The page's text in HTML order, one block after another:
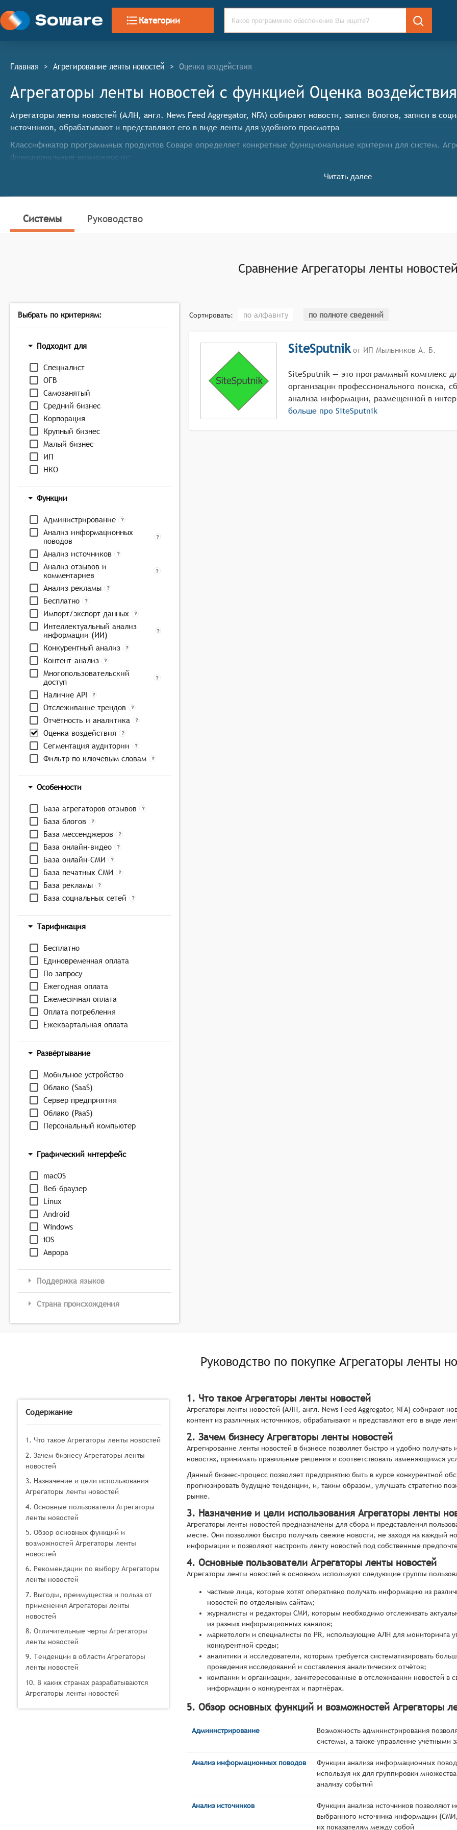
Категории
Главная > Агрегирование ленты новостей > Оценка воздействия
Агрегаторы ленты новостей c функцией Оценка воздействия
Агрегаторы ленты новостей (АЛН, англ. News Feed Aggregator, NFA) собирают новости, записи блогов, записи в
источников, обрабатывают и представляют его в виде ленты для удобного просмотра
Классификатор программных продуктов Соваре определяет конкретные функциональные критерии для систем.
функциональные возможности:
Сбор новостей со множества источников: Агрегатор должен иметь возможность собирать новости из
культура, спорт и т.д.) и региону.
Персонализация новостной ленты: Агрегатор должен учитывать интересы пользователя и показывать
Читать далее
Системы Руководство
Сравнение Агрегаторы ленты новостей
Выбрать по критериям:
Подходит для
Специалист
ОГВ
Самозанятый
Средний бизнес
Корпорация
Крупный бизнес
Малый бизнес
ИП
НКО
Функции
Администрирование
Анализ информационных
поводов
Анализ источников
Анализ отзывов и
комментариев
Анализ рекламы
Бесплатно
Импорт/экспорт данных
Интеллектуальный анализ
информации (ИИ)
Конкурентный анализ
Контент-анализ
Многопользовательский
доступ
Наличие API
Отслеживание трендов
Отчётность и аналитика
Оценка воздействия
Сегментация аудитории
Фильтр по ключевым словам
Особенности
База агрегаторов отзывов
База блогов
База мессенджеров
База онлайн-видео
База онлайн-СМИ
База печатных СМИ
База рекламы
База социальных сетей
Тарификация
Бесплатно
Единовременная оплата
По запросу
Ежегодная оплата
Ежемесячная оплата
Оплата потребления
Ежеквартальная оплата
Развёртывание
Мобильное устройство
Облако (SaaS)
Сервер предприятия
Облако (PaaS)
Персональный компьютер
Графический интерфейс
macOS
Веб-браузер
Linux
Android
Windows
iOS
Аврора
Поддержка языков
Страна происхождения
Сортировать: по алфавиту по полноте сведений
SiteSputnikот ИП Мыльников А. Б.
SiteSputnik — это программный комплекс
организации профессионального поиска,
анализа информации, размещенной в
больше про SiteSputnik
Руководство по покупке Агрегаторы ленты
Содержание
1. Что такое Агрегаторы ленты новостей
2. Зачем бизнесу Агрегаторы ленты
новостей
3. Назначение и цели использования
Агрегаторы ленты новостей
4. Основные пользователи Агрегаторы
ленты новостей
5. Обзор основных функций и
возможностей Агрегаторы ленты
новостей
6. Рекомендации по выбору Агрегаторы
ленты новостей
7. Выгоды, преимущества и польза от
применения Агрегаторы ленты
новостей
8. Отличительные черты Агрегаторы
ленты новостей
9. Тенденции в области Агрегаторы
ленты новостей
10. В каких странах разрабатываются
Агрегаторы ленты новостей
1. Что такое Агрегаторы ленты новостей
Агрегаторы ленты новостей (АЛН, англ. News Feed Aggregator, NFA) собирают
контент из различных источников, обрабатывают и представляют его в виде
2. Зачем бизнесу Агрегаторы ленты новостей
Агрегирование ленты новостей в бизнесе позволяет быстро и удобно
новостях, принимать правильные решения и соответствовать изменяющимся
Данный бизнес-процесс позволяет предприятию быть в курсе конкурентной
прогнозировать будущие тенденции, и, таким образом, улучшать стратегию
рынке.
3. Назначение и цели использования Агрегаторы ленты
Агрегаторы ленты новостей предназначены для сбора и представления
месте. Они позволяют быстро получать свежие новости, не заходя на каждый
информации и позволяют настроить ленту новостей под собственные
4. Основные пользователи Агрегаторы ленты новостей
Агрегаторы ленты новостей в основном используют следующие группы
частные лица, которые хотят оперативно получать информацию из
новостей по отдельным сайтам;
журналисты и редакторы СМИ, которым необходимо отслеживать
из разных информационных каналов;
маркетологи и специалисты по PR, использующие АЛН для мониторинга
конкурентной среды;
аналитики и исследователи, которым требуется систематизировать
проведения исследований и составления аналитических отчётов;
компании и организации, заинтересованные в отслеживании новостей в
информации о конкурентах и партнёрах.
5. Обзор основных функций и возможностей Агрегаторы
Администрирование
Возможность администрирования
системы, а также управление учётными
Анализ информационных поводов
Функции анализа информационных
используя их для группировки
анализу событий
Анализ источников
Функции анализа источников позволяют
выбранного источника информации
их показателям между собой